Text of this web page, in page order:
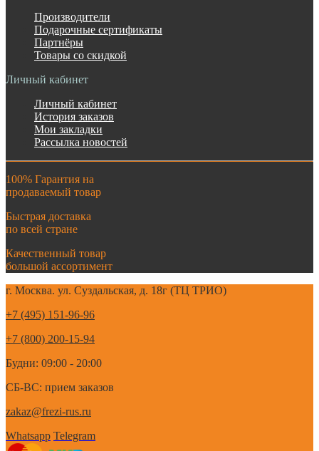
Производители
Подарочные сертификаты
Партнёры
Товары со скидкой
Личный кабинет
Личный кабинет
История заказов
Мои закладки
Рассылка новостей
100% Гарантия на
продаваемый товар
Быстрая доставка
по всей стране
Качественный товар
большой ассортимент
г. Москва. ул. Суздальская, д. 18г (ТЦ ТРИО)
+7 (495) 151-96-96
+7 (800) 200-15-94
Будни: 09:00 - 20:00
СБ-ВС: прием заказов
zakaz@frezi-rus.ru
Whatsapp Telegram